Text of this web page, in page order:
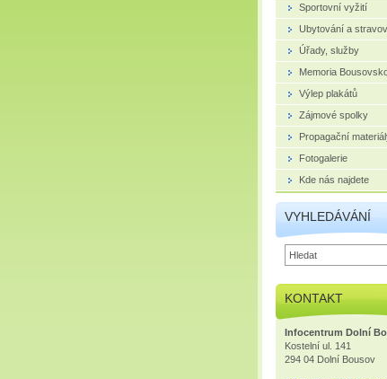
Sportovní vyžití
Ubytování a
Úřady, služby
Memoria
Výlep plakátů
Zájmové spolky
Propagační
Fotogalerie
Kde nás najdete
VYHLEDÁVÁNÍ
KONTAKT
Infocentrum Dolní
Kostelní ul. 141
294 04 Dolní Bousov